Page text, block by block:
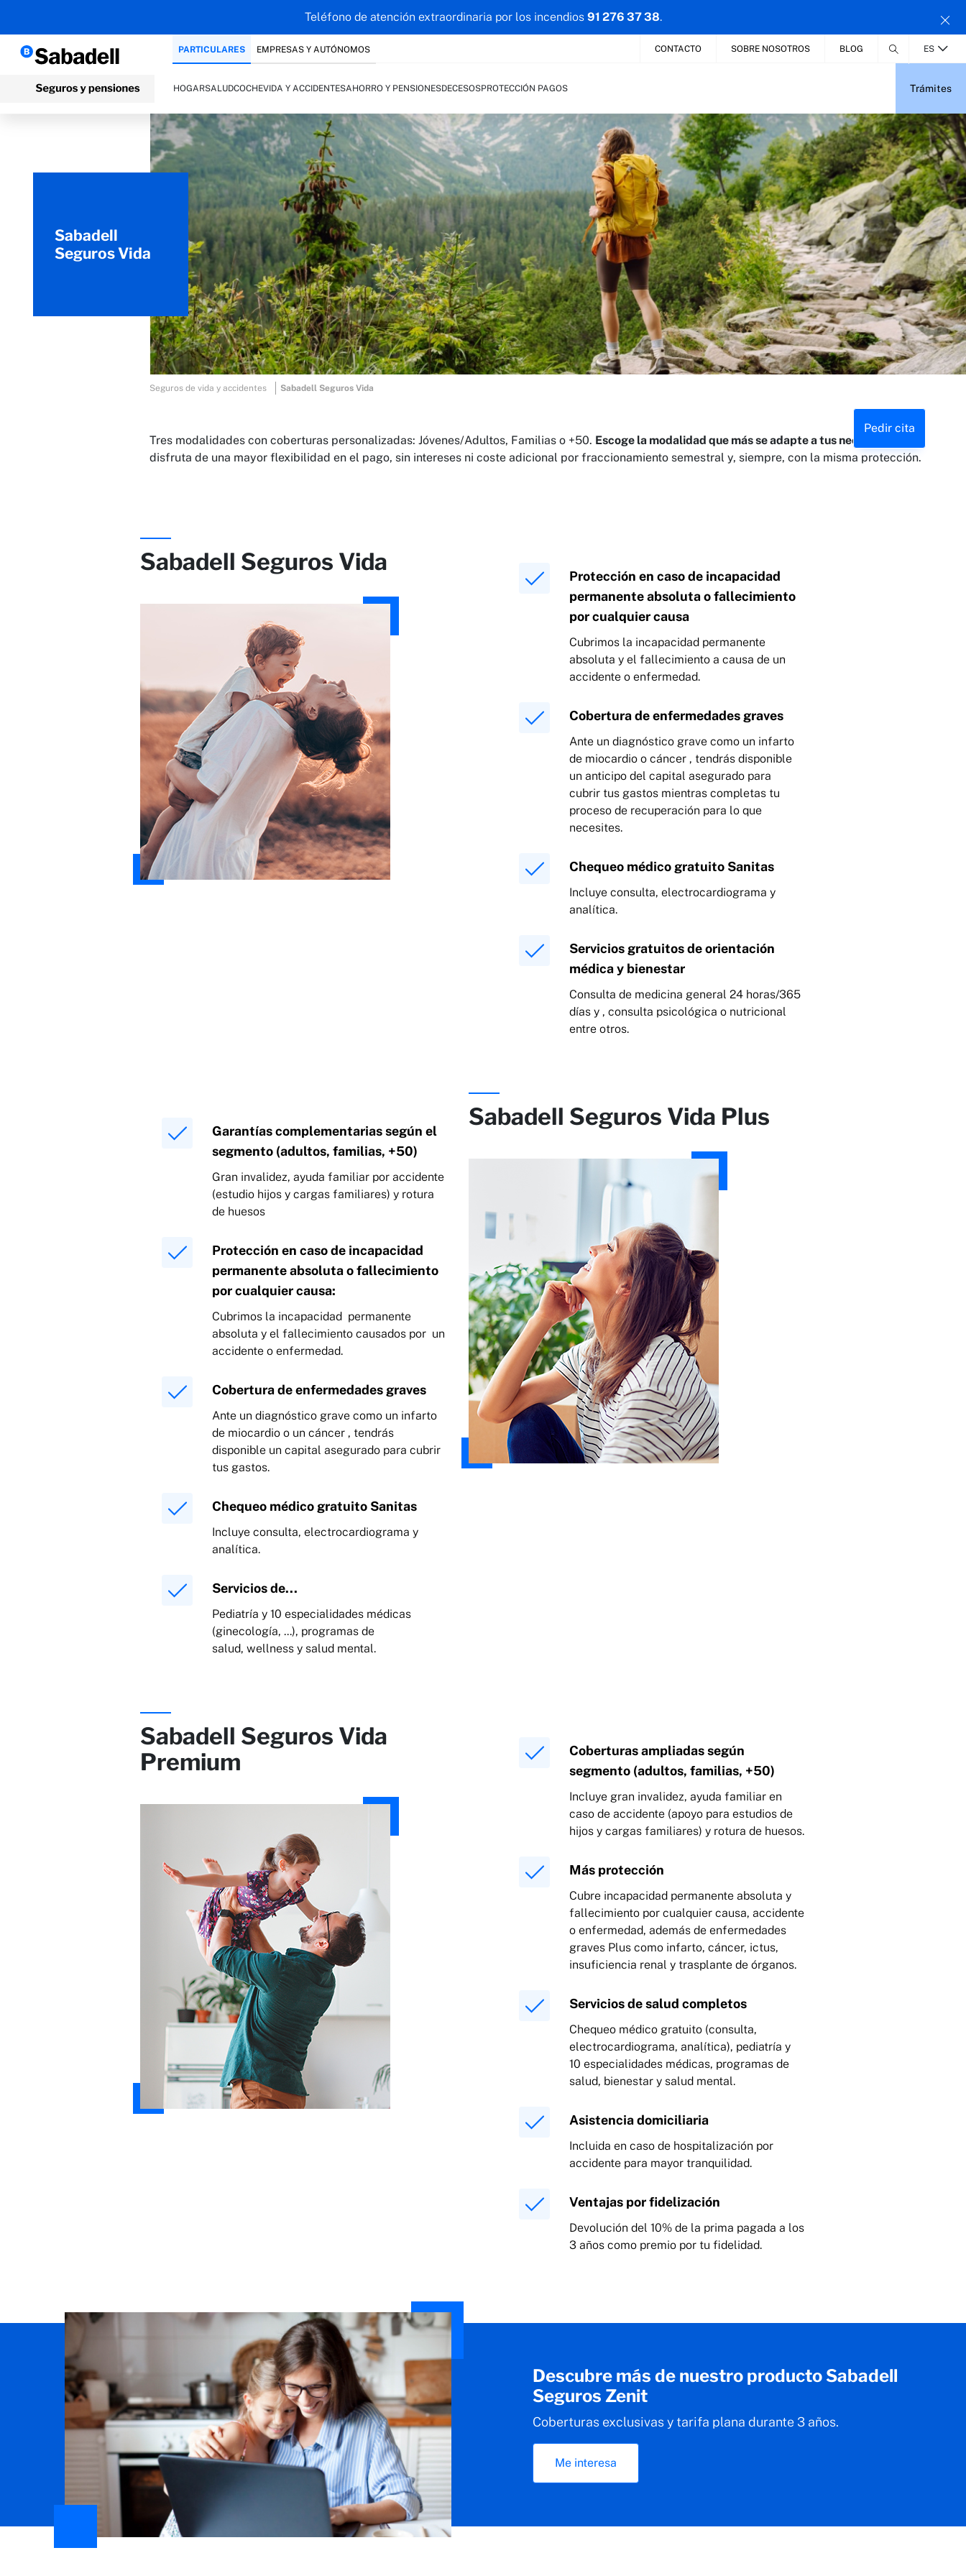
Teléfono de atención extraordinaria por los incendios 91 276 37 38.
Trámites
PARTICULARES EMPRESAS Y AUTÓNOMOS
HOGARSALUDCOCHEVIDA Y ACCIDENTESAHORRO Y PENSIONESDECESOSPROTECCIÓN PAGOS
CONTACTO SOBRE NOSOTROS BLOG ES
Sabadell
Seguros Vida
Pedir cita
Seguros de vida y accidentes Sabadell Seguros Vida
Tres modalidades con coberturas personalizadas: Jóvenes/Adultos, Familias o +50. Escoge la modalidad que más se adapte a tus necesidades
disfruta de una mayor flexibilidad en el pago, sin intereses ni coste adicional por fraccionamiento semestral y, siempre, con la misma protección.
Sabadell Seguros Vida
Protección en caso de incapacidad
permanente absoluta o fallecimiento
por cualquier causa
Cubrimos la incapacidad permanente
absoluta y el fallecimiento a causa de un
accidente o enfermedad.
Cobertura de enfermedades graves
Ante un diagnóstico grave como un infarto
de miocardio o cáncer , tendrás disponible
un anticipo del capital asegurado para
cubrir tus gastos mientras completas tu
proceso de recuperación para lo que
necesites.
Chequeo médico gratuito Sanitas
Incluye consulta, electrocardiograma y
analítica.
Servicios gratuitos de orientación
médica y bienestar
Consulta de medicina general 24 horas/365
días y , consulta psicológica o nutricional
entre otros.
Sabadell Seguros Vida Plus
Garantías complementarias según el
segmento (adultos, familias, +50)
Gran invalidez, ayuda familiar por accidente
(estudio hijos y cargas familiares) y rotura
de huesos
Protección en caso de incapacidad
permanente absoluta o fallecimiento
por cualquier causa:
Cubrimos la incapacidad permanente
absoluta y el fallecimiento causados por un
accidente o enfermedad.
Cobertura de enfermedades graves
Ante un diagnóstico grave como un infarto
de miocardio o un cáncer , tendrás
disponible un capital asegurado para cubrir
tus gastos.
Chequeo médico gratuito Sanitas
Incluye consulta, electrocardiograma y
analítica.
Servicios de...
Pediatría y 10 especialidades médicas
(ginecología, ...), programas de
salud, wellness y salud mental.
Sabadell Seguros Vida
Premium
Coberturas ampliadas según
segmento (adultos, familias, +50)
Incluye gran invalidez, ayuda familiar en
caso de accidente (apoyo para estudios de
hijos y cargas familiares) y rotura de huesos.
Más protección
Cubre incapacidad permanente absoluta y
fallecimiento por cualquier causa, accidente
o enfermedad, además de enfermedades
graves Plus como infarto, cáncer, ictus,
insuficiencia renal y trasplante de órganos.
Servicios de salud completos
Chequeo médico gratuito (consulta,
electrocardiograma, analítica), pediatría y
10 especialidades médicas, programas de
salud, bienestar y salud mental.
Asistencia domiciliaria
Incluida en caso de hospitalización por
accidente para mayor tranquilidad.
Ventajas por fidelización
Devolución del 10% de la prima pagada a los
3 años como premio por tu fidelidad.
Descubre más de nuestro producto Sabadell
Seguros Zenit
Coberturas exclusivas y tarifa plana durante 3 años.
Me interesa